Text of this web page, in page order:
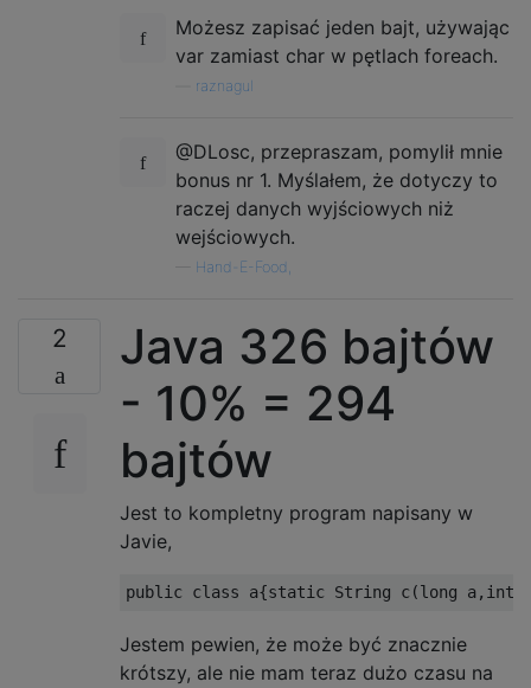
Możesz zapisać jeden bajt, używając
var zamiast char w pętlach foreach.
raznagul
@DLosc, przepraszam, pomylił mnie
bonus nr 1. Myślałem, że dotyczy to
raczej danych wyjściowych niż
wejściowych.
Hand-E-Food,
2
Java 326 bajtów
- 10% = 294
bajtów
Jest to kompletny program napisany w
Javie,
Jestem pewien, że może być znacznie
krótszy, ale nie mam teraz dużo czasu na